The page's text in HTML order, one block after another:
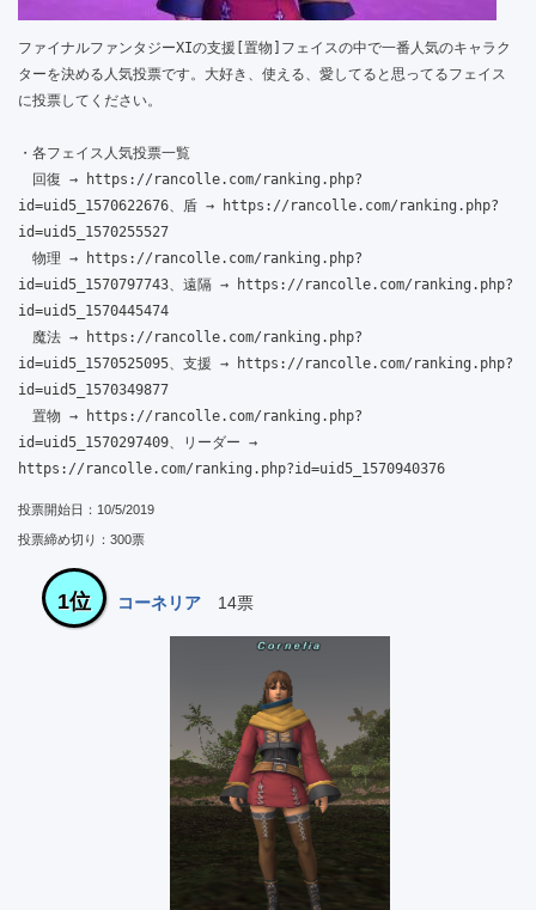
ファイナルファンタジーXIの支援[置物]フェイスの中で一番人気のキャラク
ターを決める人気投票です。大好き、使える、愛してると思ってるフェイス
に投票してください。
・各フェイス人気投票一覧
回復 → https://rancolle.com/ranking.php?
id=uid5_1570622676、盾 → https://rancolle.com/ranking.php?
id=uid5_1570255527
物理 → https://rancolle.com/ranking.php?
id=uid5_1570797743、遠隔 → https://rancolle.com/ranking.php?
id=uid5_1570445474
魔法 → https://rancolle.com/ranking.php?
id=uid5_1570525095、支援 → https://rancolle.com/ranking.php?
id=uid5_1570349877
置物 → https://rancolle.com/ranking.php?
id=uid5_1570297409、リーダー →
https://rancolle.com/ranking.php?id=uid5_1570940376
投票開始日：10/5/2019
投票締め切り：300票
1位 コーネリア 14票